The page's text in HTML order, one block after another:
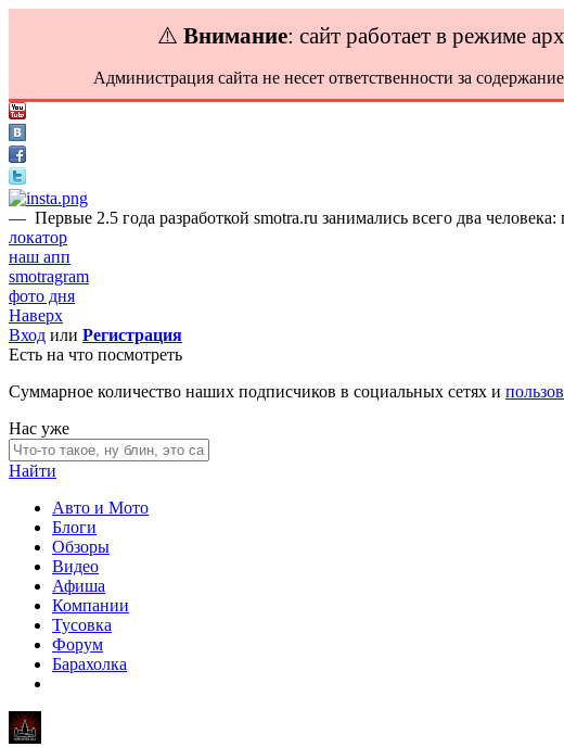
⚠️ Внимание: сайт работает в режиме
Администрация сайта не несет ответственности за
— Первые 2.5 года разработкой smotra.ru занимались всего два
локатор
наш апп
smotragram
фото дня
Наверх
Вход или Регистрация
Есть на что посмотреть
Суммарное количество наших подписчиков в социальных сетях и
Нас уже
Найти
Авто и Мото
Блоги
Обзоры
Видео
Афиша
Компании
Тусовка
Форум
Барахолка